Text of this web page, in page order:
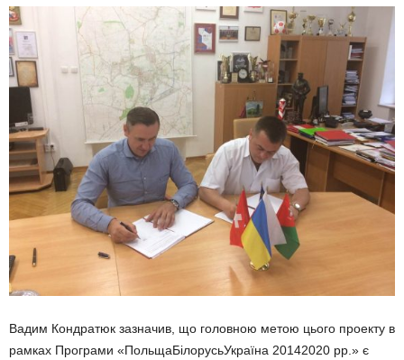
Вадим Кондратюк зазначив, що головною метою цього проекту в
рамках Програми «ПольщаБілорусьУкраїна 20142020 рр.» є